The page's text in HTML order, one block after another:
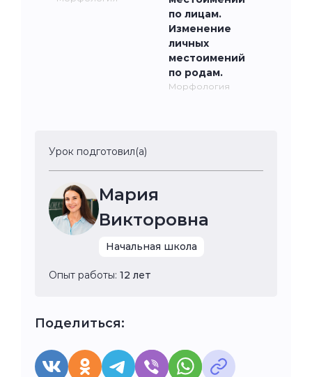
по лицам.
Изменение
личных
местоимений
по родам.
Морфология
Урок подготовил(а)
Мария
Викторовна
Начальная школа
Опыт работы: 12 лет
Поделиться: